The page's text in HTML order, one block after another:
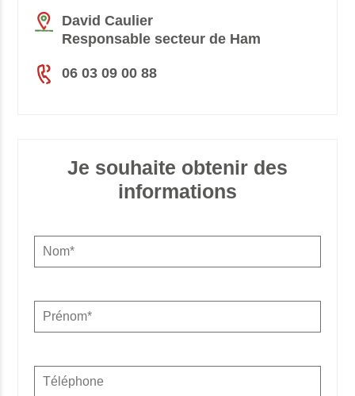
David Caulier
Responsable secteur de Ham
06 03 09 00 88
Je souhaite obtenir des
informations